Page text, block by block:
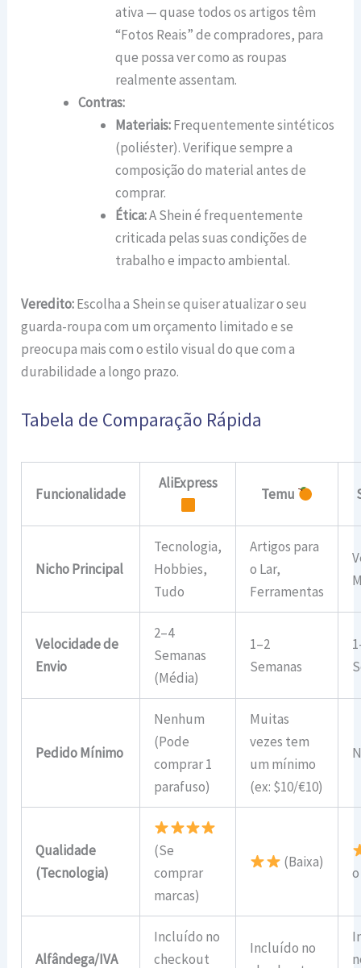
ativa — quase todos os artigos têm
“Fotos Reais” de compradores, para
que possa ver como as roupas
realmente assentam.
Contras:
Materiais:Frequentemente sintéticos
(poliéster). Verifique sempre a
composição do material antes de
comprar.
Ética:A Shein é frequentemente
criticada pelas suas condições de
trabalho e impacto ambiental.
Veredito:Escolha a Shein se quiser atualizar o seu
guarda-roupa com um orçamento limitado e se
preocupa mais com o estilo visual do que com a
durabilidade a longo prazo.
Tabela de Comparação Rápida
Funcionalidade
AliExpress
Temu
Nicho Principal
Tecnologia,
Hobbies,
Tudo
Artigos para
o Lar,
Ferramentas
Velocidade de
Envio
2–4
Semanas
(Média)
1–2
Semanas
Pedido Mínimo
Nenhum
(Pode
comprar 1
parafuso)
Muitas
vezes tem
um mínimo
(ex: $10/€10)
Qualidade
(Tecnologia)
(Se
comprar
marcas)
(Baixa)
Alfândega/IVA
Incluído no
checkout
Incluído no